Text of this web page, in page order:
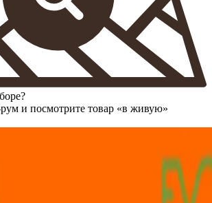
и посмотрите товар «в живую»